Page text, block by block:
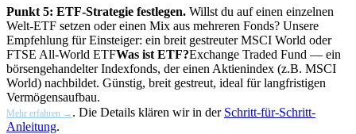
Punkt 5: ETF-Strategie festlegen. Willst du auf einen einzelnen
Welt-ETF setzen oder einen Mix aus mehreren Fonds? Unsere
Empfehlung für Einsteiger: ein breit gestreuter MSCI World oder
FTSE All-World ETFWas ist ETF?Exchange Traded Fund — ein
börsengehandelter Indexfonds, der einen Aktienindex (z.B. MSCI
World) nachbildet. Günstig, breit gestreut, ideal für langfristigen
Vermögensaufbau.
Mehr erfahren → . Die Details klären wir in der Schritt-für-Schritt-
Anleitung.